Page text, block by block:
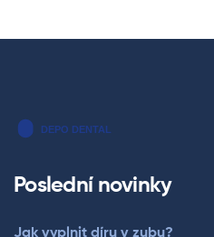
Poslední novinky
Jak vyplnit díru v zubu?